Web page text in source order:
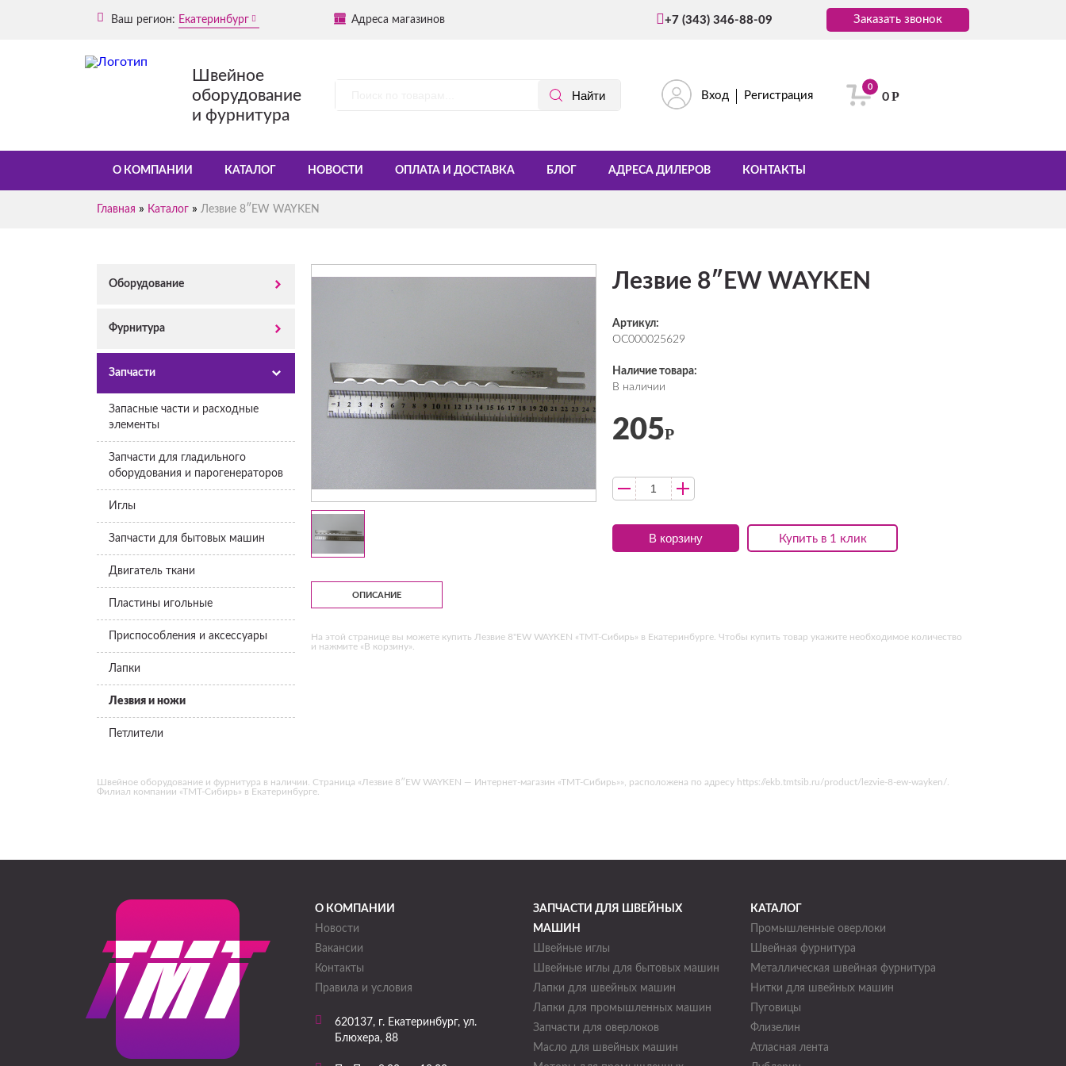
Ваш регион: Екатеринбург Адреса магазинов +7 (343) 346-88-09 Заказать звонок
Швейное
оборудование
и фурнитура
Вход Регистрация
0
0Р
О КОМПАНИИ КАТАЛОГ НОВОСТИ ОПЛАТА И ДОСТАВКА БЛОГ АДРЕСА ДИЛЕРОВ КОНТАКТЫ
Главная » Каталог » Лезвие 8″EW WAYKEN
Оборудование
Фурнитура
Запчасти
Запасные части и расходные
элементы
Запчасти для гладильного
оборудования и парогенераторов
Иглы
Запчасти для бытовых машин
Двигатель ткани
Пластины игольные
Приспособления и аксессуары
Лапки
Лезвия и ножи
Петлители
Лезвие 8″EW WAYKEN
Артикул:
ОС000025629
Наличие товара:
В наличии
Купить в 1 клик
205Р
В корзину
ОПИСАНИЕ
На этой странице вы можете купить Лезвие 8"EW WAYKEN «ТМТ-Сибирь» в Екатеринбурге. Чтобы купить товар укажите необходимое количество
и нажмите «В корзину».
Швейное оборудование и фурнитура в наличии. Страница «Лезвие 8″EW WAYKEN — Интернет-магазин «ТМТ-Сибирь»», расположена по адресу https://ekb.tmtsib.ru/product/lezvie-8-ew-wayken/.
Филиал компании «ТМТ-Сибирь» в Екатеринбурге.
О КОМПАНИИ
Новости
Вакансии
Контакты
Правила и условия
620137, г. Екатеринбург, ул.
Блюхера, 88
ЗАПЧАСТИ ДЛЯ ШВЕЙНЫХ
МАШИН
Швейные иглы
Швейные иглы для бытовых машин
Лапки для швейных машин
Лапки для промышленных машин
Запчасти для оверлоков
Масло для швейных машин
КАТАЛОГ
Промышленные оверлоки
Швейная фурнитура
Металлическая швейная фурнитура
Нитки для швейных машин
Пуговицы
Флизелин
Атласная лента